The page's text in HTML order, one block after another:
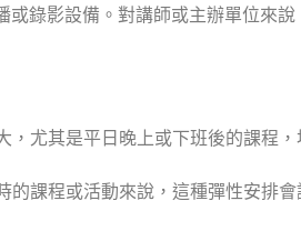
錄影設備。對講師或主辦單位來
尤其是平日晚上或下班後的課程
課程或活動來說，這種彈性安排會